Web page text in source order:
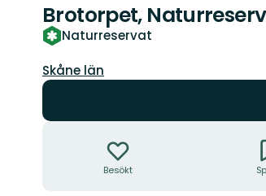
Brotorpet,
Naturreservat
Län:
Skåne län
Besökt